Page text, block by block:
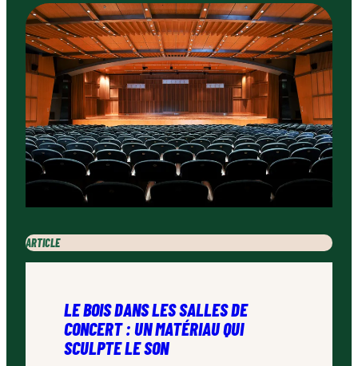
ARTICLE
LE BOIS DANS LES SALLES DE
CONCERT : UN MATÉRIAU QUI
SCULPTE LE SON